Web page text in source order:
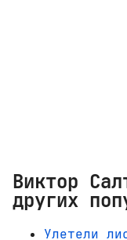
Виктор
других
Улетели